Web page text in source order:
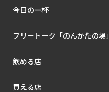
今日の一杯
フリートーク「のんかたの場」
飲める店
買える店